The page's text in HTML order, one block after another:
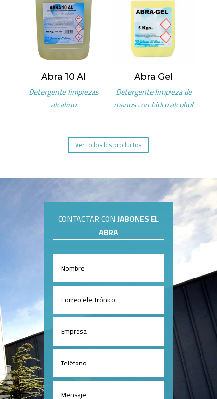
Abra 10 Al
Detergente limpiezas
alcalino
Abra Gel
Detergente limpieza de
manos con hidro alcohol
Ver todos los productos
CONTACTAR CONJABONES EL
ABRA